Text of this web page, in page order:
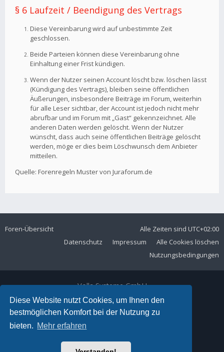
Diese Website nutzt Cookies, um Ihnen den
bestmöglichen Komfort bei der Nutzung zu
bieten. Mehr erfahren
§ 6 Laufzeit / Beendigung des Vertrags
Diese Vereinbarung wird auf unbestimmte Zeit
geschlossen.
Beide Parteien können diese Vereinbarung ohne
Einhaltung einer Frist kündigen.
Wenn der Nutzer seinen Account löscht bzw. löschen lässt
(Kündigung des Vertrags), bleiben seine öffentlichen
Äußerungen, insbesondere Beiträge im Forum, weiterhin
für alle Leser sichtbar, der Account ist jedoch nicht mehr
abrufbar und im Forum mit „Gast“ gekennzeichnet. Alle
anderen Daten werden gelöscht. Wenn der Nutzer
wünscht, dass auch seine öffentlichen Beiträge gelöscht
werden, möge er dies beim Löschwunsch dem Anbieter
mitteilen.
Quelle: Forenregeln Muster von Juraforum.de
Foren-Übersicht Alle Zeiten sind UTC+02:00
Alle Cookies löschen
Impressum
Datenschutz
Nutzungsbedingungen
Volla Systeme GmbH
Kölner Straße 102
42897 Remscheid
Telefon:+49 2191 59897 61
E-Mail: